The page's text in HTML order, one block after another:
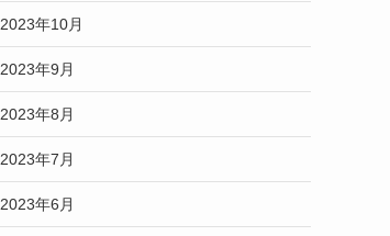
2023年10月
2023年9月
2023年8月
2023年7月
2023年6月